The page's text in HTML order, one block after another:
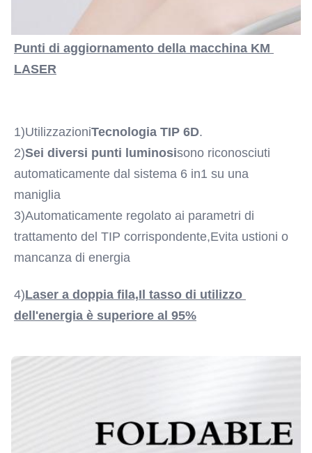
Punti di aggiornamento della macchina KM
LASER
1)UtilizzazioniTecnologia TIP 6D.
2)Sei diversi punti luminosisono riconosciuti
automaticamente dal sistema 6 in1 su una
maniglia
3)Automaticamente regolato ai parametri di
trattamento del TIP corrispondente,Evita ustioni o
mancanza di energia
4)Laser a doppia fila,Il tasso di utilizzo
dell'energia è superiore al 95%